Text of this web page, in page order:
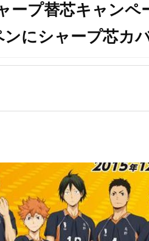
ープ替芯キャンペ
にシャープ芯カバ